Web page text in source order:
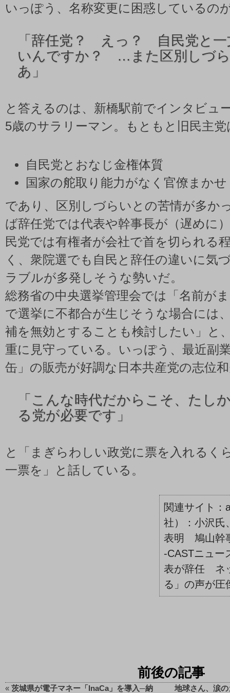
いっぽう、名称変更に困惑しているの
「 辞任党？ えっ？ 自民党と一
いんですか？ …また区別しづ
あ」
と答えるのは、新橋駅前でインタビュ
5歳のサラリーマン。もともと旧民主
自民党とおなじ金権体質
国家の舵取り能力がなく官僚まかせ
であり、区別しづらいとの苦情が多か
ば辞任党では代表や幹事長が（遅めに
民党では有権者が会社で首を切られる
く、衆院選でも自民と辞任の違いに気
ラブルが多発しそうな勢いだ。
総務省の中央選挙管理会では「名前が
で選挙に不都合が生じそうな場合には
補を無効とすることも検討したい」と
重に見守っている。いっぽう、最近副
缶」の販売が好調な日本共産党の志位
「 こんな時代だからこそ、たし
る党が必要です」
と「まぎらわしい政党に票を入れるく
一票を」と話している。
社）：小沢氏
表明 鳩山幹
-CASTニュー
表が辞任 ネ
る」の声が圧
前後の記事
« 茨城県が電子マネー「InaCa」を導入─納
地球さん、涙